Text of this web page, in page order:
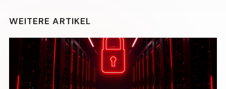
WEITERE ARTIKEL